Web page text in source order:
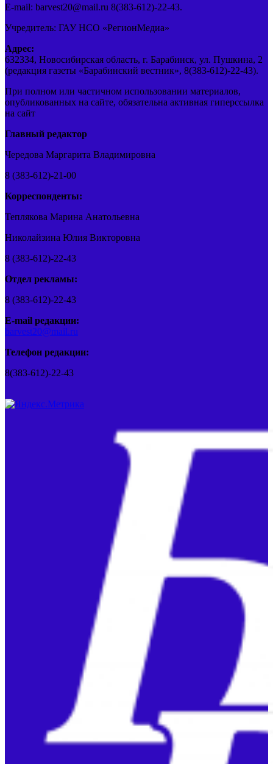
E-mail: barvest20@mail.ru 8(383-612)-22-43.
Учредитель: ГАУ НСО «РегионМедиа»
Адрес:
632334, Новосибирская область, г. Барабинск, ул. Пушкина, 2
(редакция газеты «Барабинский вестник», 8(383-612)-22-43).
При полном или частичном использовании материалов,
опубликованных на сайте, обязательна активная гиперссылка
на сайт
Главный редактор
Чередова Маргарита Владимировна
8 (383-612)-21-00
Корреспонденты:
Теплякова Марина Анатольевна
Николайзина Юлия Викторовна
8 (383-612)-22-43
Отдел рекламы:
8 (383-612)-22-43
E-mail редакции:
barvest20@mail.ru
Телефон редакции:
8(383-612)-22-43